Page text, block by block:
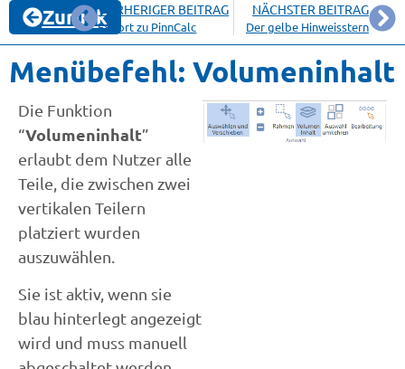
ZurückVORHERIGER BEITRAG
Export zu PinnCalc
NÄCHSTER BEITRAG
Der gelbe Hinweisstern
Menübefehl: Volumeninhalt
Die Funktion
“Volumeninhalt”
erlaubt dem Nutzer alle
Teile, die zwischen zwei
vertikalen Teilern
platziert wurden
auszuwählen.
Sie ist aktiv, wenn sie
blau hinterlegt angezeigt
wird und muss manuell